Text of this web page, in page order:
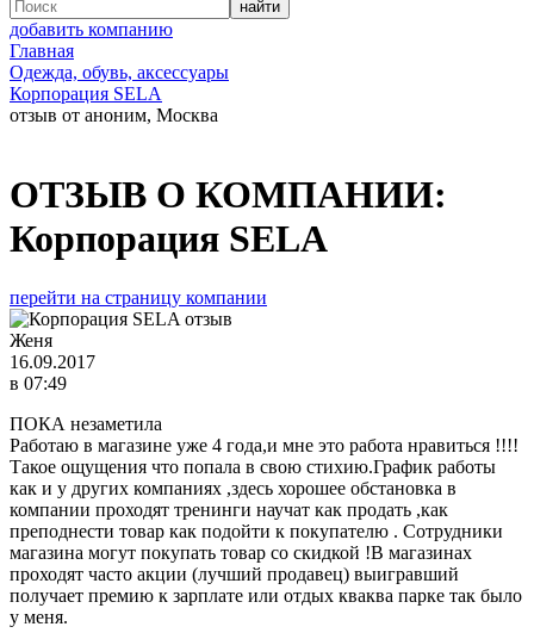
добавить компанию
Главная
Одежда, обувь, аксессуары
Корпорация SELA
отзыв от аноним, Москва
ОТЗЫВ О КОМПАНИИ:
Корпорация SELA
перейти на страницу компании
Женя
16.09.2017
в 07:49
ПОКА незаметила
Работаю в магазине уже 4 года,и мне это работа нравиться !!!!
Такое ощущения что попала в свою стихию.График работы
как и у других компаниях ,здесь хорошее обстановка в
компании проходят тренинги научат как продать ,как
преподнести товар как подойти к покупателю . Сотрудники
магазина могут покупать товар со скидкой !В магазинах
проходят часто акции (лучший продавец) выигравший
получает премию к зарплате или отдых кваква парке так было
у меня.